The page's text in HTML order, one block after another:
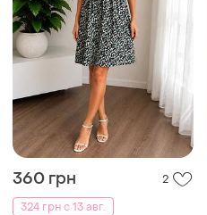
360 грн
2
324 грн с 13 авг.